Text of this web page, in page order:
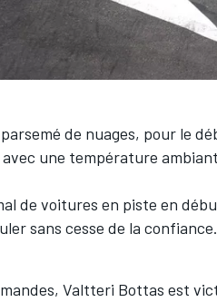
de nuages, pour le
une température
de voitures en piste en
sans cesse de la confiance.
Valtteri Bottas est